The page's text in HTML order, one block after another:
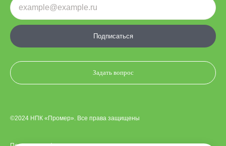
Подписаться
Задать вопрос
©2024 НПК «Промер». Все права защищены